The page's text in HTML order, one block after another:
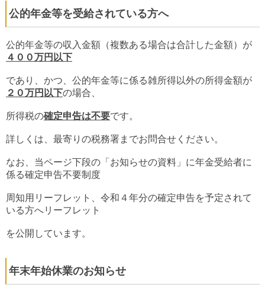
公的年金等を受給されている方へ
公的年金等の収入金額（複数ある場合は合計した金額）が
４００万円以下
であり、かつ、公的年金等に係る雑所得以外の所得金額が
２０万円以下の場合、
所得税の確定申告は不要です。
詳しくは、最寄りの税務署までお問合せください。
なお、当ページ下段の「お知らせの資料」に年金受給者に
係る確定申告不要制度
周知用リーフレット、令和４年分の確定申告を予定されて
いる方へリーフレット
を公開しています。
年末年始休業のお知らせ